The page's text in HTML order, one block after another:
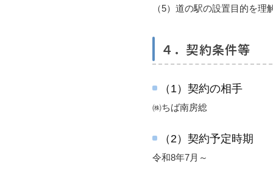
（5）道の駅の設置目的を
４．契約条件等
（1）契約の相手
㈱ちば南房総
（2）契約予定時期
令和8年7月～